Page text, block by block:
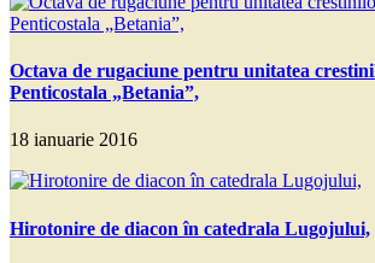
Octava de rugaciune pentru unitatea
Penticostala „Betania”,
18 ianuarie 2016
Hirotonire de diacon în catedrala Lugojului,